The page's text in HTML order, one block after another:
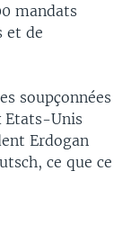
mandats
et de
soupçonnées
Etats-Unis
Erdogan
ce que ce